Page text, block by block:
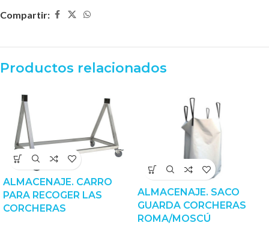
Compartir:
Productos relacionados
ALMACENAJE. CARRO
PARA RECOGER LAS
CORCHERAS
ALMACENAJE. SACO
GUARDA CORCHERAS
ROMA/MOSCÚ